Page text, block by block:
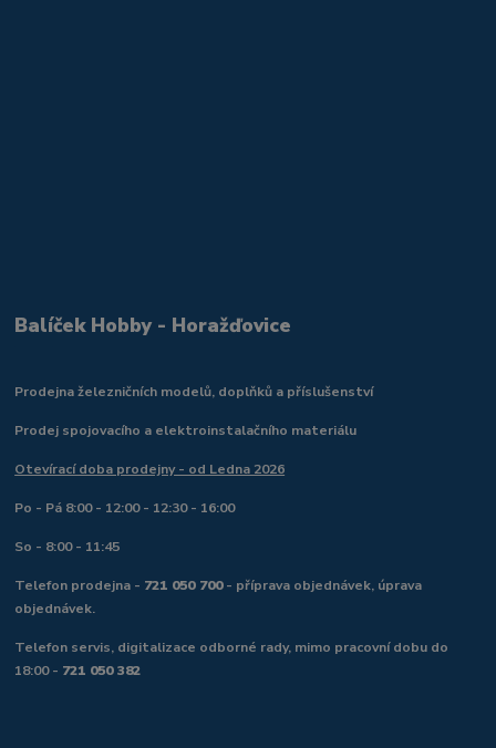
Balíček Hobby - Horažďovice
Prodejna železničních modelů, doplňků a příslušenství
Prodej spojovacího a elektroinstalačního materiálu
Otevírací doba prodejny - od Ledna 2026
Po - Pá 8:00 - 12:00 - 12:30 - 16:00
So - 8:00 - 11:45
Telefon prodejna - 721 050 700- příprava objednávek, úprava
objednávek.
Telefon servis, digitalizace odborné rady, mimo pracovní dobu do
18:00 - 721 050 382